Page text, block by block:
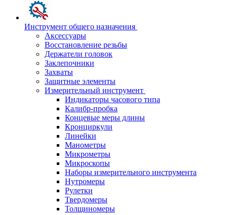
Инструмент общего назначения
Аксессуары
Восстановление резьбы
Держатели головок
Заклепочники
Захваты
Защитные элементы
Измерительный инструмент
Индикаторы часового типа
Калибр-пробка
Концевые меры длины
Кронциркули
Линейки
Манометры
Микрометры
Микроскопы
Наборы измерительного инструмента
Нутромеры
Рулетки
Твердомеры
Толщиномеры